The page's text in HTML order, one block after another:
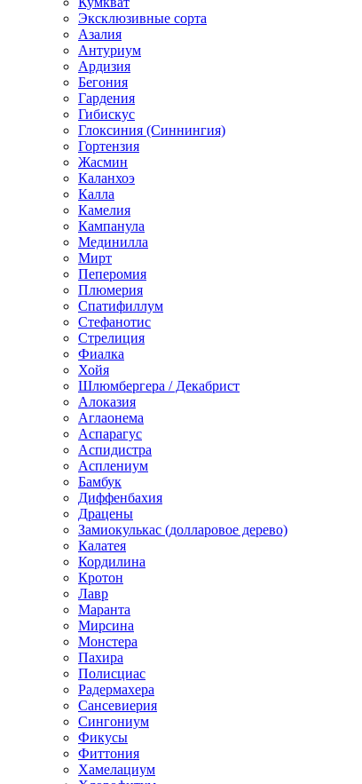
Эксклюзивные сорта
Азалия
Антуриум
Ардизия
Бегония
Гардения
Гибискус
Глоксиния (Синнингия)
Гортензия
Жасмин
Каланхоэ
Калла
Камелия
Кампанула
Мединилла
Мирт
Пеперомия
Плюмерия
Спатифиллум
Стефанотис
Стрелиция
Фиалка
Хойя
Шлюмбергера / Декабрист
Алоказия
Аглаонема
Аспарагус
Аспидистра
Асплениум
Бамбук
Диффенбахия
Драцены
Замиокулькас (долларовое дерево)
Калатея
Кордилина
Кротон
Лавр
Маранта
Мирсина
Монстера
Пахира
Полисциас
Радермахера
Сансевиерия
Сингониум
Фикусы
Фиттония
Хамелациум